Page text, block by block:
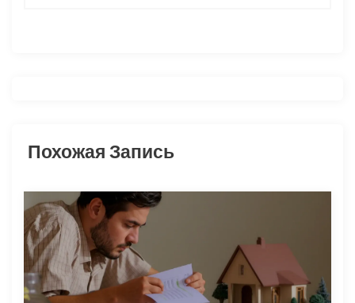
и
п
о
з
Похожая Запись